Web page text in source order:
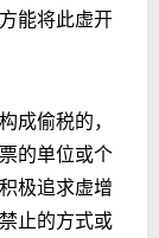
能将此虚开
成偷税的，
的单位或个
极追求虚增
止的方式或